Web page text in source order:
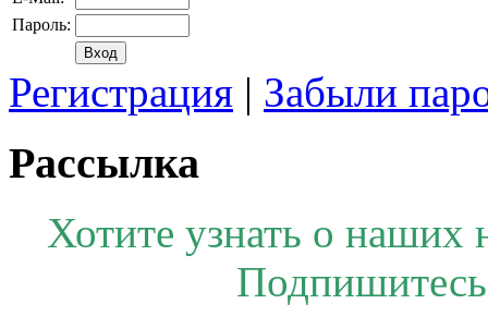
Пароль:
Регистрация | Забыли
Рассылка
Хотите узнать о наших